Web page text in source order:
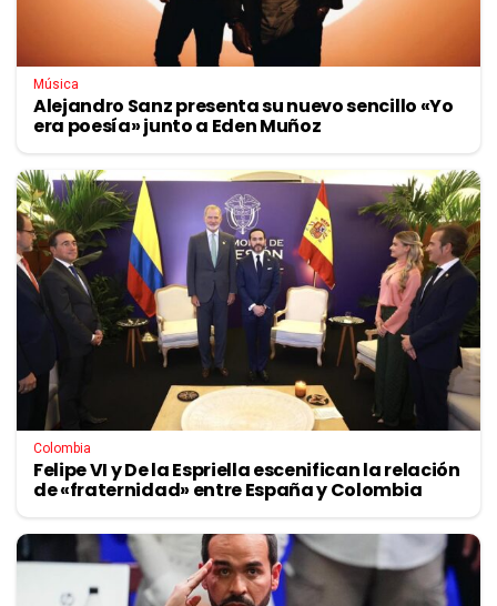
Música
Alejandro Sanz presenta su nuevo sencillo «Yo
era poesía» junto a Eden Muñoz
Colombia
Felipe VI y De la Espriella escenifican la relación
de «fraternidad» entre España y Colombia